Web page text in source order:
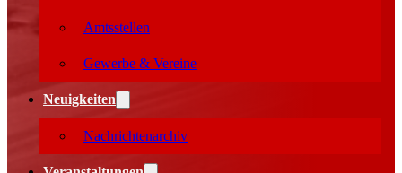
Amtsstellen
Gewerbe & Vereine
Neuigkeiten
Nachrichtenarchiv